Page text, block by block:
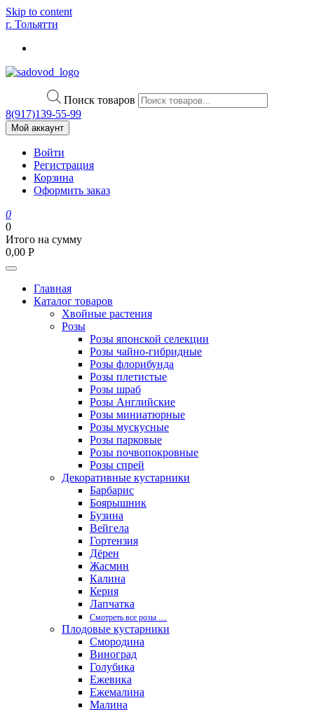
Skip to content
г. Тольятти
Поиск товаров
8(917)139‑55-99
Мой аккаунт
Войти
Регистрация
Корзина
Оформить заказ
0
0
Итого на сумму
0,00 Р
Главная
Каталог товаров
Хвойные растения
Розы
Розы японской селекции
Розы чайно-гибридные
Розы флорибунда
Розы плетистые
Розы шраб
Розы Английские
Розы миниатюрные
Розы мускусные
Розы парковые
Розы почвопокровные
Розы спрей
Декоративные кустарники
Барбарис
Боярышник
Бузина
Вейгела
Гортензия
Дёрен
Жасмин
Калина
Керия
Лапчатка
Смотреть все розы …
Плодовые кустарники
Смородина
Виноград
Голубика
Ежевика
Ежемалина
Малина